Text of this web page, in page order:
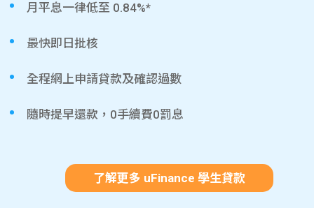
月平息一律低至 0.84%*
最快即日批核
全程網上申請貸款及確認過數
隨時提早還款，0手續費0罰息
了解更多 uFinance 學生貸款